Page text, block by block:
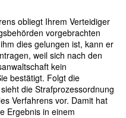
obliegt Ihrem Verteidiger
vorgebrachten
dies gelungen ist, kann er
weil sich nach den
kein
bestätigt. Folgt die
die Strafprozessordnung
Verfahrens vor. Damit hat
Ergebnis in einem